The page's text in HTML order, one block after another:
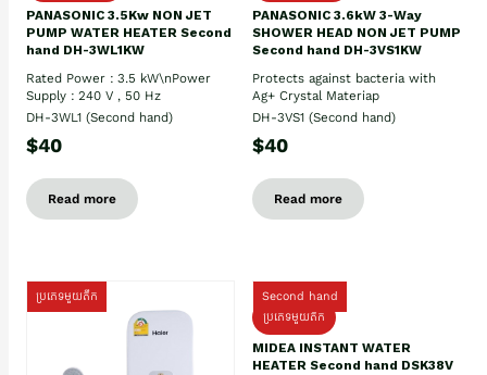
PANASONIC 3.5Kw NON JET
PUMP WATER HEATER Second
hand DH-3WL1KW
Rated Power : 3.5 kW\nPower
Supply : 240 V , 50 Hz
DH-3WL1 (Second hand)
$40
Read more
PANASONIC 3.6kW 3-Way
SHOWER HEAD NON JET PUMP
Second hand DH-3VS1KW
Protects against bacteria with
Ag+ Crystal Materiap
DH-3VS1 (Second hand)
$40
Read more
ប្រភេទមួយតឹក
Second hand
ប្រភេទមួយតឹក
MIDEA INSTANT WATER
HEATER Second hand DSK38V